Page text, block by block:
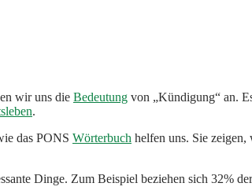
wir uns die Bedeutung von „Kündigung“ an.
.
das PONS Wörterbuch helfen uns. Sie
Dinge. Zum Beispiel beziehen sich 32%